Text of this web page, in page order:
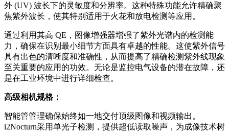
外 (UV) 波长下的灵敏度和分辨率。这种特殊功能允许精确聚
焦紫外波长，使其特别适用于火花和放电检测等应用。
通过利用其高 QE，图像增强器增强了紫外光谱内的检测能
力，确保在识别最小细节方面具有卓越的性能。这使紫外信号
具有出色的清晰度和准确性，从而提高了精确检测紫外线现象
至关重要的应用的功效。无论是监控电气设备的潜在故障，还
是在工业环境中进行详细检查。
高级相机规格：
智能管管理确保始终如一地交付顶级图像和视频输出。
i2Nocturn采用单光子检测，提供超低读取噪声，为成像技术树